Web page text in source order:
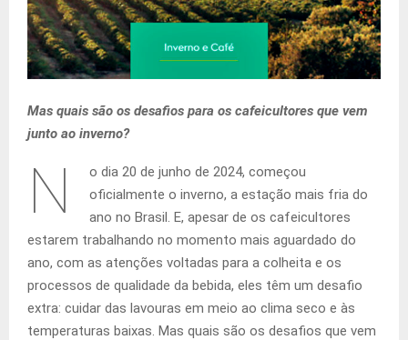
Mas quais são os desafios para os cafeicultores que vem
junto ao inverno?
N
o dia 20 de junho de 2024, começou
oficialmente o inverno, a estação mais fria do
ano no Brasil. E, apesar de os cafeicultores
estarem trabalhando no momento mais aguardado do
ano, com as atenções voltadas para a colheita e os
processos de qualidade da bebida, eles têm um desafio
extra: cuidar das lavouras em meio ao clima seco e às
temperaturas baixas. Mas quais são os desafios que vem